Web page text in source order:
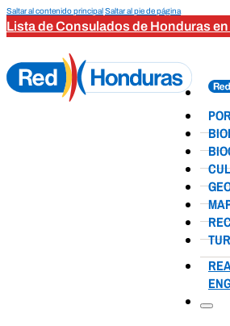
Saltar al contenido principalSaltar al pie de página
Lista de Consulados de Honduras